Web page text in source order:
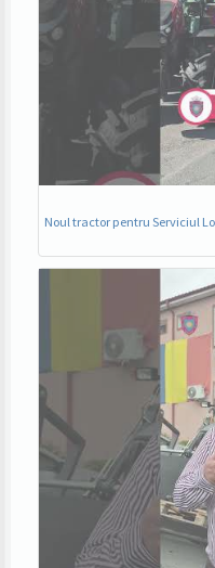
Noul tractor pentru Serviciul